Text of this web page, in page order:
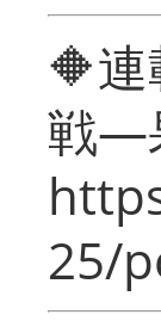
🔶
戦―
25/